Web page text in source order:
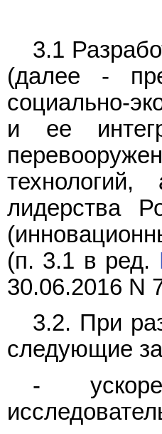
3.1
(далее -
социально-
и ее
лидерства
(п. 3.1 в ред.
30.06.2016 N
3.2. При
следующие
-